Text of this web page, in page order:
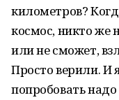
километров?
космос, никто же
или не сможет,
Просто верили. И
попробовать